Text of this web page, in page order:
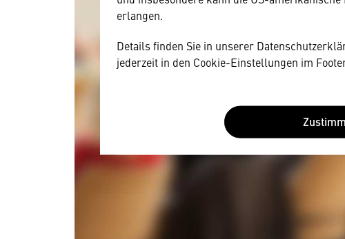
erlangen.
Details finden Sie in unserer
jederzeit in den Cookie-Einstellungen im